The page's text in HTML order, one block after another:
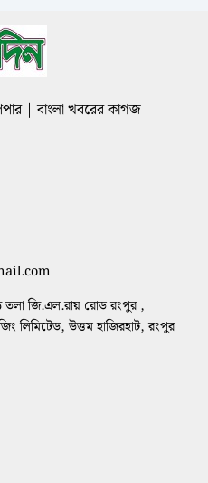
| বাংলা খবরের কাগজ
তলা জি.এল.রায় রোড রংপুর ,
লিমিটেড, উত্তম হাজিরহাট, রংপুর